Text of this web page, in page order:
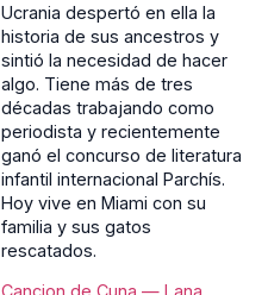
Ucrania despertó en ella la
historia de sus ancestros y
sintió la necesidad de hacer
algo. Tiene más de tres
décadas trabajando como
periodista y recientemente
ganó el concurso de literatura
infantil internacional Parchís.
Hoy vive en Miami con su
familia y sus gatos
rescatados.